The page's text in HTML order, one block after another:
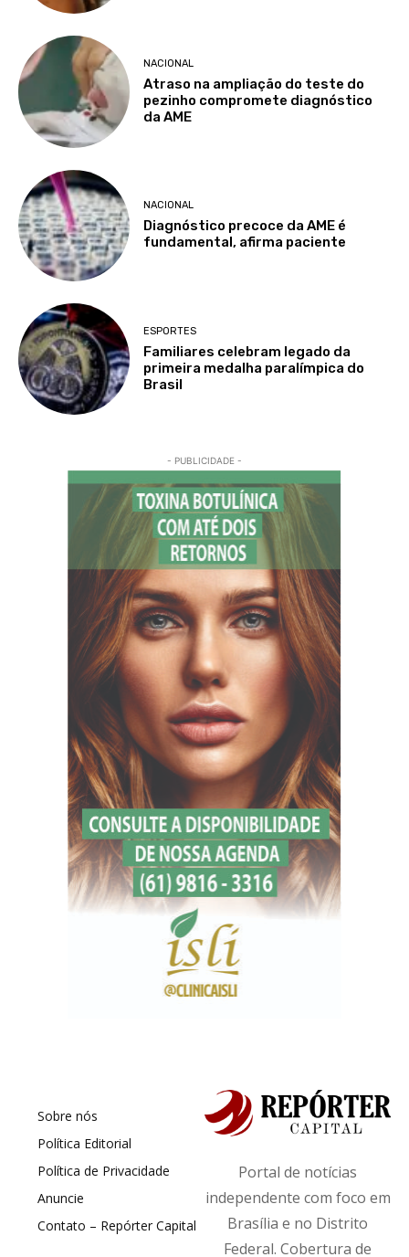
NACIONAL
Atraso na ampliação do teste do
pezinho compromete diagnóstico
da AME
NACIONAL
Diagnóstico precoce da AME é
fundamental, afirma paciente
ESPORTES
Familiares celebram legado da
primeira medalha paralímpica do
Brasil
- PUBLICIDADE -
Sobre nós
Política Editorial
Política de Privacidade
Anuncie
Contato – Repórter Capital
Portal de notícias
independente com foco em
Brasília e no Distrito
Federal. Cobertura de